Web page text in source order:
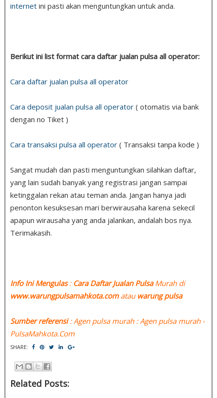
internet ini pasti akan menguntungkan untuk anda.
Berikut ini list format cara daftar jualan pulsa all operator:
Cara daftar jualan pulsa all operator
Cara deposit jualan pulsa all operator ( otomatis via bank
dengan no Tiket )
Cara transaksi pulsa all operator ( Transaksi tanpa kode )
Sangat mudah dan pasti menguntungkan silahkan daftar,
yang lain sudah banyak yang registrasi jangan sampai
ketinggalan rekan atau teman anda. Jangan hanya jadi
penonton kesuksesan mari berwirausaha karena sekecil
apapun wirausaha yang anda jalankan, andalah bos nya.
Terimakasih.
Info Ini Mengulas: Cara Daftar Jualan PulsaMurah di
www.warungpulsamahkota.comatau warung pulsa
Sumber referensi: Agen pulsa murah : Agen pulsa murah -
PulsaMahkota.Com
SHARE:
Related Posts: